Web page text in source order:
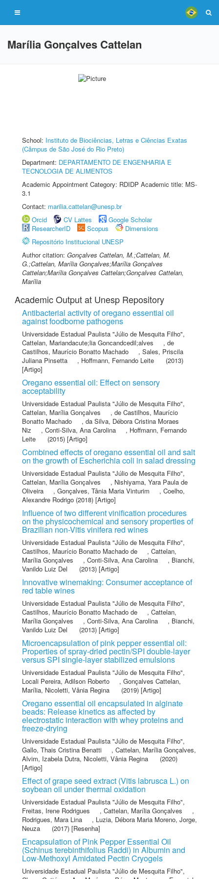
Marília Gonçalves Cattelan
School: Instituto de Biociências, Letras e Ciências Exatas
(Câmpus de São José do Rio Preto)
Department: DEPARTAMENTO DE ENGENHARIA E
TECNOLOGIA DE ALIMENTOS
Academic Appointment Category: RDIDP Academic title: MS-
3.1
Contact: marilia.cattelan@unesp.br
Orcid
CV Lattes
Google Scholar
ResearcherID
Scopus
Dimensions
Repositório Institucional UNESP
Author citation: Gonçalves Cattelan, M.;Cattelan, M.
G.;Cattelan, Marília Gonçalves;Marília Gonçalves
Cattelan;Marília Gonçalves Cattelan;Gonçalves Cattelan,
Marília
Academic Output at Unesp Repository
Antibacterial activity of oregano essential oil
against foodborne pathogens
Universidade Estadual Paulista "Júlio de Mesquita Filho",
Cattelan, Mariandacute;lia Goncandcedil;alves
, de
Castilhos, Maurício Bonatto Machado
, Sales, Priscila
Juliana Pinsetta
, Hoffmann, Fernando Leite
(2013)
[Artigo]
Oregano essential oil: Effect on sensory
acceptability
Universidade Estadual Paulista "Júlio de Mesquita Filho",
Cattelan, Marília Gonçalves
, de Castilhos, Maurício
Bonatto Machado
, da Silva, Débora Cristina Moraes
Niz
, Conti-Silva, Ana Carolina , Hoffmann, Fernando
Leite
(2015) [Artigo]
Combined effects of oregano essential oil and salt
on the growth of Escherichia coli in salad dressing
Universidade Estadual Paulista "Júlio de Mesquita Filho",
Cattelan, Marília Gonçalves
, Nishiyama, Yara Paula de
Oliveira
, Gonçalves, Tânia Maria Vinturim , Coelho,
Alexandre Rodrigo (2018) [Artigo]
Influence of two different vinification procedures
on the physicochemical and sensory properties of
Brazilian non-Vitis vinifera red wines
Universidade Estadual Paulista "Júlio de Mesquita Filho",
Castilhos, Maurício Bonatto Machado de
, Cattelan,
Marília Gonçalves
, Conti-Silva, Ana Carolina , Bianchi,
Vanildo Luiz Del
(2013) [Artigo]
Innovative winemaking: Consumer acceptance of
red table wines
Universidade Estadual Paulista "Júlio de Mesquita Filho",
Castilhos, Maurício Bonatto Machado de
, Cattelan,
Marília Gonçalves
, Conti-Silva, Ana Carolina , Bianchi,
Vanildo Luiz Del
(2013) [Artigo]
Microencapsulation of pink pepper essential oil:
Properties of spray-dried pectin/SPI double-layer
versus SPI single-layer stabilized emulsions
Universidade Estadual Paulista "Júlio de Mesquita Filho",
Locali Pereira, Adilson Roberto
, Gonçalves Cattelan,
Marília, Nicoletti, Vânia Regina (2019) [Artigo]
Oregano essential oil encapsulated in alginate
beads: Release kinetics as affected by
electrostatic interaction with whey proteins and
freeze-drying
Universidade Estadual Paulista "Júlio de Mesquita Filho",
Gallo, Thais Cristina Benatti
, Cattelan, Marília Gonçalves,
Alvim, Izabela Dutra, Nicoletti, Vânia Regina
(2020)
[Artigo]
Effect of grape seed extract (Vitis labrusca L.) on
soybean oil under thermal oxidation
Universidade Estadual Paulista "Júlio de Mesquita Filho",
Freitas, Irene Rodrigues
, Cattelan, Marília Gonçalves
,
Rodrigues, Mara Lina
, Luzia, Débora Maria Moreno, Jorge,
Neuza
(2017) [Resenha]
Encapsulation of Pink Pepper Essential Oil
(Schinus terebinthifolius Raddi) in Albumin and
Low-Methoxyl Amidated Pectin Cryogels
Universidade Estadual Paulista "Júlio de Mesquita Filho",